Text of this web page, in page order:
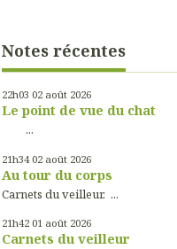
Notes récentes
22h03 02 août 2026
Le point de vue du chat
...
21h34 02 août 2026
Au tour du corps
Carnets du veilleur. ...
21h42 01 août 2026
Carnets du veilleur